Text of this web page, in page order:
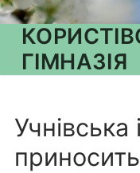
ГІМНАЗІЯ
Учнівська